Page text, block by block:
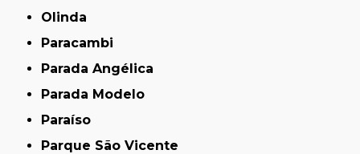
Olinda
Paracambi
Parada Angélica
Parada Modelo
Paraíso
Parque São Vicente